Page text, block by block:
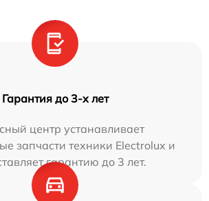
Гарантия до 3-х лет
центр устанавливает
запчасти техники Electrolux и
гарантию до 3 лет.